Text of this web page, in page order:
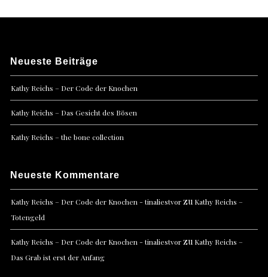
Neueste Beiträge
Kathy Reichs – Der Code der Knochen
Kathy Reichs – Das Gesicht des Bösen
Kathy Reichs – the bone collection
Neueste Kommentare
Kathy Reichs – Der Code der Knochen - tinaliestvorzu Kathy Reichs –
Totengeld
Kathy Reichs – Der Code der Knochen - tinaliestvorzu Kathy Reichs –
Das Grab ist erst der Anfang